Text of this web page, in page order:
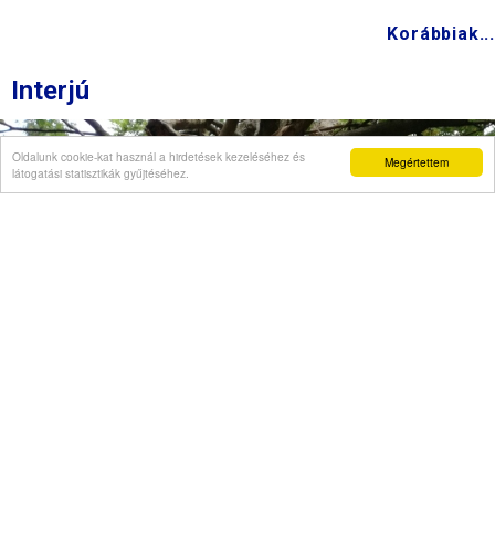
Megértettem
Oldalunk cookie-kat használ a hirdetések kezeléséhez és
látogatási statisztikák gyűjtéséhez.
Korábbiak...
Interjú